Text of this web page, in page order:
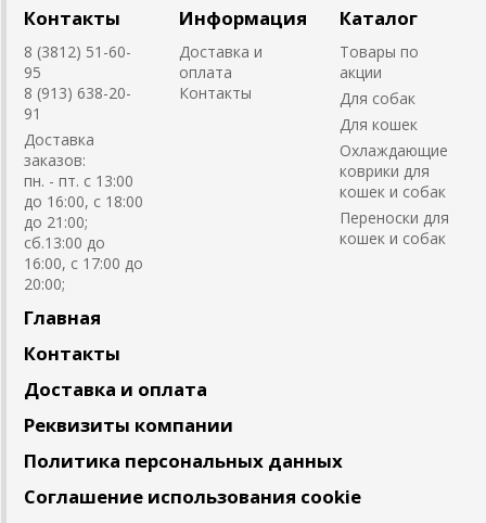
Контакты
8 (3812) 51-60-
95
8 (913) 638-20-
91
Доставка
заказов:
пн. - пт. с 13:00
до 16:00, с 18:00
до 21:00;
сб.13:00 до
16:00, с 17:00 до
20:00;
Информация
Доставка и
оплата
Контакты
Каталог
Товары по
акции
Для собак
Для кошек
Охлаждающие
коврики для
кошек и собак
Переноски для
кошек и собак
Главная
Контакты
Доставка и оплата
Реквизиты компании
Политика персональных данных
Соглашение использования cookie